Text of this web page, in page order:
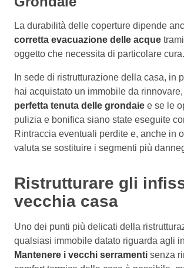
La durabilità delle coperture dipende
corretta evacuazione delle acque
oggetto che necessita di particolare cura.
In sede di ristrutturazione della casa, in
hai acquistato un immobile da
perfetta tenuta delle grondaie e se le
pulizia e bonifica siano state eseguite
Rintraccia eventuali perdite e, anche in
valuta se sostituire i segmenti più
Ristrutturare gli
vecchia casa
Uno dei punti più delicati della
qualsiasi immobile datato riguarda agli
Mantenere i vecchi serramenti senza